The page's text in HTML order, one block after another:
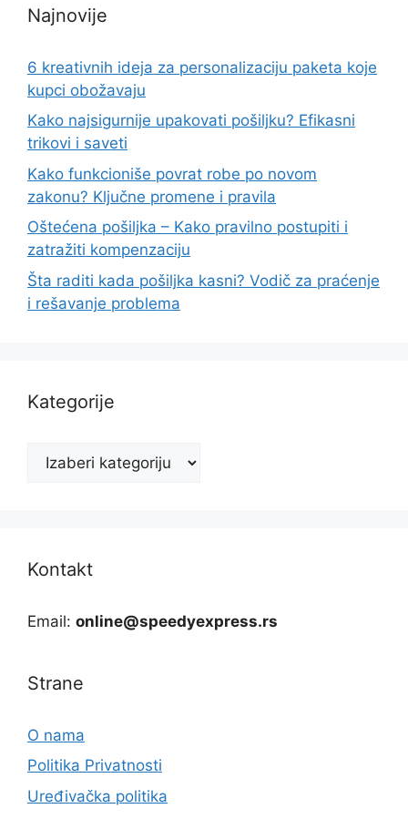
Najnovije
6 kreativnih ideja za personalizaciju paketa koje
kupci obožavaju
Kako najsigurnije upakovati pošiljku? Efikasni
trikovi i saveti
Kako funkcioniše povrat robe po novom
zakonu? Ključne promene i pravila
Oštećena pošiljka – Kako pravilno postupiti i
zatražiti kompenzaciju
Šta raditi kada pošiljka kasni? Vodič za praćenje
i rešavanje problema
Kategorije
Kategorije
Kontakt
Email: online@speedyexpress.rs
Strane
O nama
Politika Privatnosti
Uređivačka politika